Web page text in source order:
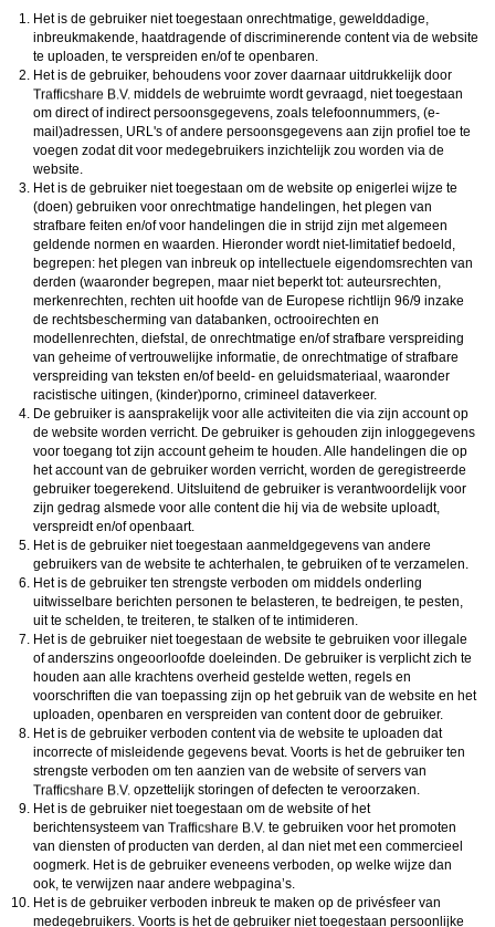
Het is de gebruiker niet toegestaan onrechtmatige, gewelddadige,
inbreukmakende, haatdragende of discriminerende content via de website
te uploaden, te verspreiden en/of te openbaren.
Het is de gebruiker, behoudens voor zover daarnaar uitdrukkelijk door
middels de webruimte wordt gevraagd, niet toegestaan
om direct of indirect persoonsgegevens, zoals telefoonnummers, (e-
mail)adressen, URL's of andere persoonsgegevens aan zijn profiel toe te
voegen zodat dit voor medegebruikers inzichtelijk zou worden via de
website.
Het is de gebruiker niet toegestaan om de website op enigerlei wijze te
(doen) gebruiken voor onrechtmatige handelingen, het plegen van
strafbare feiten en/of voor handelingen die in strijd zijn met algemeen
geldende normen en waarden. Hieronder wordt niet-limitatief bedoeld,
begrepen: het plegen van inbreuk op intellectuele eigendomsrechten van
derden (waaronder begrepen, maar niet beperkt tot: auteursrechten,
merkenrechten, rechten uit hoofde van de Europese richtlijn 96/9 inzake
de rechtsbescherming van databanken, octrooirechten en
modellenrechten, diefstal, de onrechtmatige en/of strafbare verspreiding
van geheime of vertrouwelijke informatie, de onrechtmatige of strafbare
verspreiding van teksten en/of beeld- en geluidsmateriaal, waaronder
racistische uitingen, (kinder)porno, crimineel dataverkeer.
De gebruiker is aansprakelijk voor alle activiteiten die via zijn account op
de website worden verricht. De gebruiker is gehouden zijn inloggegevens
voor toegang tot zijn account geheim te houden. Alle handelingen die op
het account van de gebruiker worden verricht, worden de geregistreerde
gebruiker toegerekend. Uitsluitend de gebruiker is verantwoordelijk voor
zijn gedrag alsmede voor alle content die hij via de website uploadt,
verspreidt en/of openbaart.
Het is de gebruiker niet toegestaan aanmeldgegevens van andere
gebruikers van de website te achterhalen, te gebruiken of te verzamelen.
Het is de gebruiker ten strengste verboden om middels onderling
uitwisselbare berichten personen te belasteren, te bedreigen, te pesten,
uit te schelden, te treiteren, te stalken of te intimideren.
Het is de gebruiker niet toegestaan de website te gebruiken voor illegale
of anderszins ongeoorloofde doeleinden. De gebruiker is verplicht zich te
houden aan alle krachtens overheid gestelde wetten, regels en
voorschriften die van toepassing zijn op het gebruik van de website en het
uploaden, openbaren en verspreiden van content door de gebruiker.
Het is de gebruiker verboden content via de website te uploaden dat
incorrecte of misleidende gegevens bevat. Voorts is het de gebruiker ten
strengste verboden om ten aanzien van de website of servers van
opzettelijk storingen of defecten te veroorzaken.
Het is de gebruiker niet toegestaan om de website of het
berichtensysteem van
te gebruiken voor het promoten
van diensten of producten van derden, al dan niet met een commercieel
oogmerk. Het is de gebruiker eveneens verboden, op welke wijze dan
ook, te verwijzen naar andere webpagina’s.
Het is de gebruiker verboden inbreuk te maken op de privésfeer van
medegebruikers. Voorts is het de gebruiker niet toegestaan persoonlijke